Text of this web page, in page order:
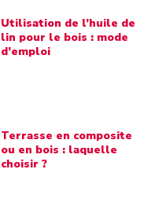
Utilisation de l’huile de
lin pour le bois : mode
d’emploi
Terrasse en composite
ou en bois : laquelle
choisir ?